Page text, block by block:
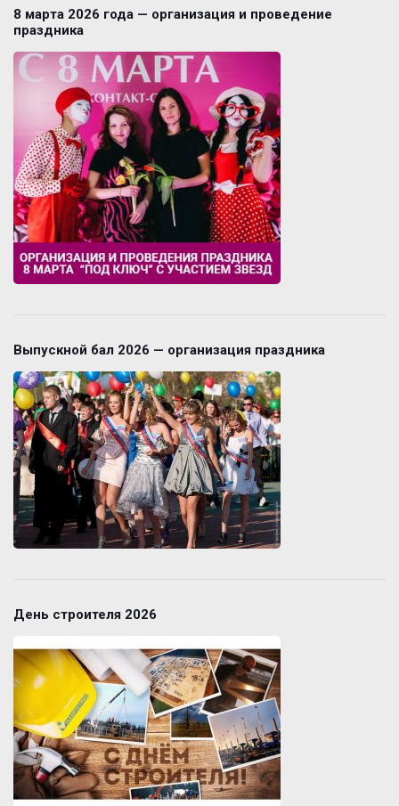
8 марта 2026 года — организация и проведение
праздника
Выпускной бал 2026 — организация праздника
День строителя 2026